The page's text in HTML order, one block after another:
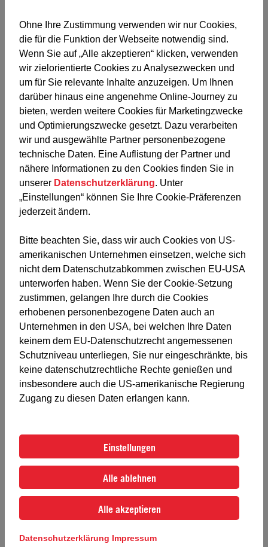
Die Dauer der Veranstaltungen ist in Lehreinheiten (LE)
angegeben. Eine Lehreinheit dauert 50 Minuten.
Muss eine Veranstaltung aus organisatorischen
Gründen abgesagt werden, erfolgt eine abzugsfreie
Rückerstattung von bereits eingezahlten
Veranstaltungsbeiträgen. Ein weitergehender
Schadensersatzanspruch ist ausgeschlossen (z.B.
Fahrtkosten, Verdienstentgang, usw.). Bei Ausfall einer
Veranstaltung durch Krankheit der / des Vortragenden
oder sonstigen unvorhergesehenen Ereignissen besteht
kein Anspruch auf Durchführung der Veranstaltung.
Datenschutz
Alle persönlichen Angaben unserer Teilnehmer/-innen
und Interessent/-innen werden vertraulich behandelt.
Die Daten werden weder an Dritte weitergegeben noch
diesen zur Nutzung überlassen, sondern dienen
ausschließlich internen Zwecken zur gezielten
Kundeninformation. Mit der Anmeldung bzw. mit der
Übermittlung der Daten willigen die Teilnehmer/-innen
bzw. Interessent/-innen ein, dass personenbezogene
Daten (Vor- und Nachname, Titel, Geburtsdatum,
Geburtsort, Firmenname, Firmenadresse,
Telefonnummer, E-Mail-Adresse, Zusendeadresse oder
Privatadresse) die elektronisch, telefonisch, mündlich,
verwendet werden dürfen. Dies schließt auch den
Versand des E-Mail-Newsletters an die bekannt
gegebene/-n E-Mail-Adresse/-n mit ein. Eine Abmeldung
des Newsletters ist jederzeit möglich.
Ohne Ihre Zustimmung verwenden wir nur Cookies,
die für die Funktion der Webseite notwendig sind.
Wenn Sie auf „Alle akzeptieren“ klicken, verwenden
wir zielorientierte Cookies zu Analysezwecken und
um für Sie relevante Inhalte anzuzeigen. Um Ihnen
darüber hinaus eine angenehme Online-Journey zu
bieten, werden weitere Cookies für Marketingzwecke
und Optimierungszwecke gesetzt. Dazu verarbeiten
wir und ausgewählte Partner personenbezogene
technische Daten. Eine Auflistung der Partner und
nähere Informationen zu den Cookies finden Sie in
unserer Datenschutzerklärung. Unter
„Einstellungen“ können Sie Ihre Cookie-Präferenzen
jederzeit ändern.
Bitte beachten Sie, dass wir auch Cookies von US-
amerikanischen Unternehmen einsetzen, welche sich
nicht dem Datenschutzabkommen zwischen EU-USA
unterworfen haben. Wenn Sie der Cookie-Setzung
zustimmen, gelangen Ihre durch die Cookies
erhobenen personenbezogene Daten auch an
Unternehmen in den USA, bei welchen Ihre Daten
keinem dem EU-Datenschutzrecht angemessenen
Schutzniveau unterliegen, Sie nur eingeschränkte, bis
keine datenschutzrechtliche Rechte genießen und
insbesondere auch die US-amerikanische Regierung
Zugang zu diesen Daten erlangen kann.
Einstellungen
Alle ablehnen
Alle akzeptieren
Datenschutzerklärung Impressum